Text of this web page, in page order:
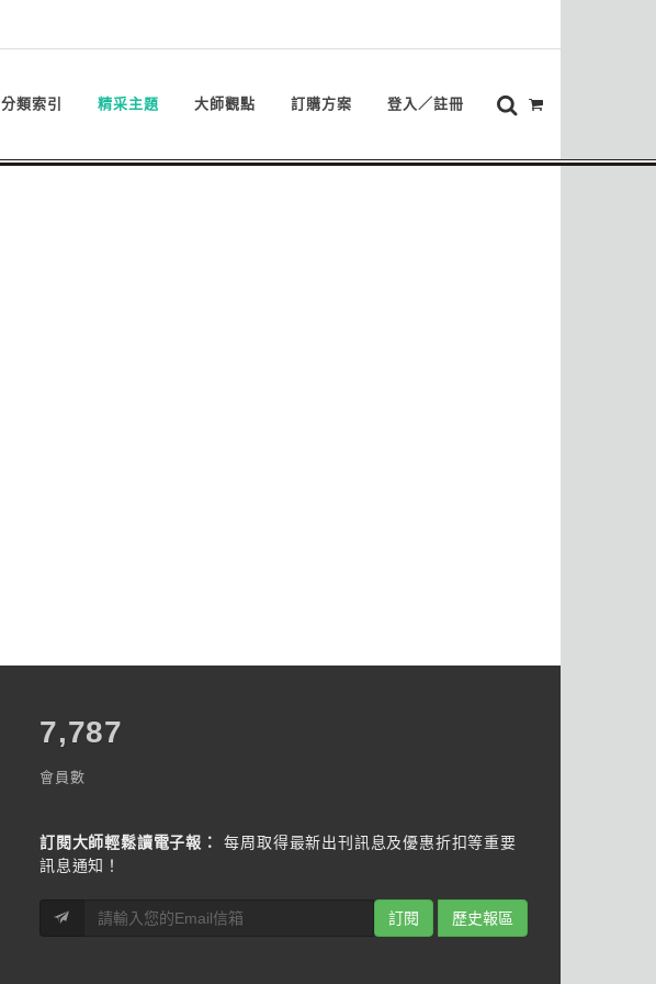
分類索引 精采主題 大師觀點 訂購方案 登入／註冊
7,787
會員數
訂閱大師輕鬆讀電子報：
每周取得最新出刊訊息及優惠折扣等重要
訊息通知！
訂閱 歷史報區